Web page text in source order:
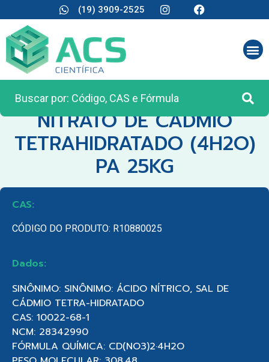
(19) 3909-2525
CATEGORIA: MATÉRIA PRIMA
NITRATO DE CADMIO
TETRAHIDRATADO (4H2O)
PA 25KG
CAS:
CÓDIGO DO PRODUTO: R10880025
Dados:
SINÔNIMO: SINÔNIMO: ÁCIDO NÍTRICO, SAL DE
CÁDMIO TETRA-HIDRATADO
CAS: 10022-68-1
NCM: 28342990
FÓRMULA QUÍMICA: CD(NO3)2·4H2O